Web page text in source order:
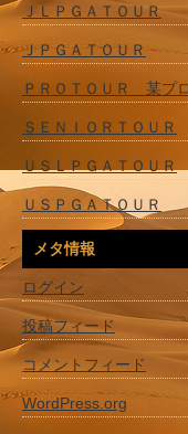
ＪＬＰＧＡＴＯＵＲ
ＪＰＧＡＴＯＵＲ
ＰＲＯＴＯＵＲ 某プ
ＳＥＮＩＯＲＴＯＵＲ
ＵＳＬＰＧＡＴＯＵＲ
ＵＳＰＧＡＴＯＵＲ
メタ情報
ログイン
投稿フィード
コメントフィード
WordPress.org